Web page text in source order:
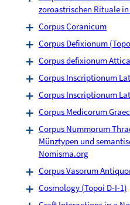
zoroastrischen Rituale
Corpus Coranicum
Corpus Defixionum
Corpus defixionum
Corpus Inscriptionum
Corpus Inscriptionum
Corpus Medicorum
Corpus Nummorum
Münztypen und
Nomisma.org
Corpus Vasorum
Cosmology (Topoi D-I-1)